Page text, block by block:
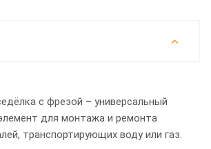
с фрезой – универсальный
для монтажа и ремонта
транспортирующих воду или газ.